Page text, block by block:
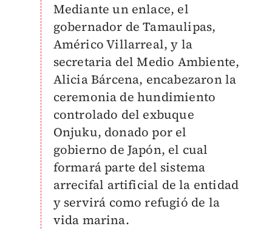
Mediante un enlace, el
gobernador de Tamaulipas,
Américo Villarreal, y la
secretaria del Medio Ambiente,
Alicia Bárcena, encabezaron la
ceremonia de hundimiento
controlado del exbuque
Onjuku, donado por el
gobierno de Japón, el cual
formará parte del sistema
arrecifal artificial de la entidad
y servirá como refugió de la
vida marina.